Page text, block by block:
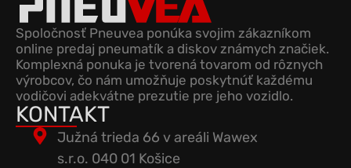
Spoločnosť Pneuvea ponúka svojim zákazníkom
online predaj pneumatík a diskov známych značiek.
Komplexná ponuka je tvorená tovarom od rôznych
výrobcov, čo nám umožňuje poskytnúť každému
vodičovi adekvátne prezutie pre jeho vozidlo.
KONTAKT
Južná trieda 66 v areáli Wawex
s.r.o. 040 01 Košice